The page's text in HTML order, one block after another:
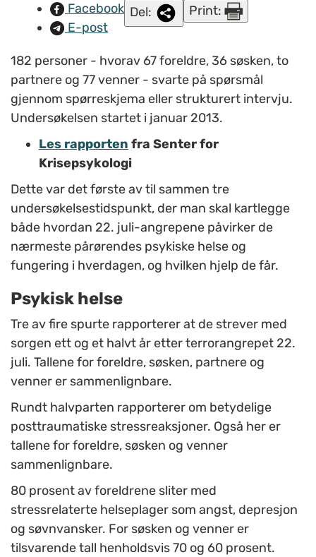
Facebook
E-post
Del: Print:
182 personer - hvorav 67 foreldre, 36 søsken, to
partnere og 77 venner - svarte på spørsmål
gjennom spørreskjema eller strukturert intervju.
Undersøkelsen startet i januar 2013.
Les rapporten fra Senter for
Krisepsykologi
Dette var det første av til sammen tre
undersøkelsestidspunkt, der man skal kartlegge
både hvordan 22. juli-angrepene påvirker de
nærmeste pårørendes psykiske helse og
fungering i hverdagen, og hvilken hjelp de får.
Psykisk helse
Tre av fire spurte rapporterer at de strever med
sorgen ett og et halvt år etter terrorangrepet 22.
juli. Tallene for foreldre, søsken, partnere og
venner er sammenlignbare.
Rundt halvparten rapporterer om betydelige
posttraumatiske stressreaksjoner. Også her er
tallene for foreldre, søsken og venner
sammenlignbare.
80 prosent av foreldrene sliter med
stressrelaterte helseplager som angst, depresjon
og søvnvansker. For søsken og venner er
tilsvarende tall henholdsvis 70 og 60 prosent.